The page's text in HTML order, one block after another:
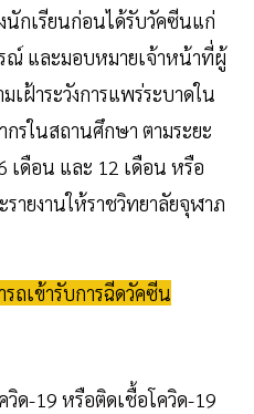
นักเรียนก่อนได้รับวัคซีนแก่
ณ์ และมอบหมายเจ้าหน้าที่ผู้
เฝ้าระวังการแพร่ระบาดใน
รในสถานศึกษา ตามระยะ
เดือน และ 12 เดือน หรือ
ายงานให้ราชวิทยาลัยจุฬาภ
ถเข้ารับการฉีดวัคซีน
ด-19 หรือติดเชื้อโควิด-19